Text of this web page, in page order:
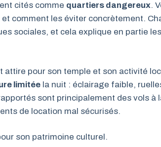
cités comme quartiers dangereux.
comment les éviter concrètement.
sociales, et cela explique en partie les
attire pour son temple et son activité
limitée la nuit : éclairage faible,
sont principalement des vols à
de location mal sécurisés.
son patrimoine culturel.